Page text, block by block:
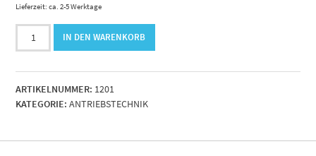
Lieferzeit: ca. 2-5 Werktage
Kettenschlossfür
16B-
Einfachrollenkette
Menge
IN DEN WARENKORB
ARTIKELNUMMER: 1201
KATEGORIE: ANTRIEBSTECHNIK